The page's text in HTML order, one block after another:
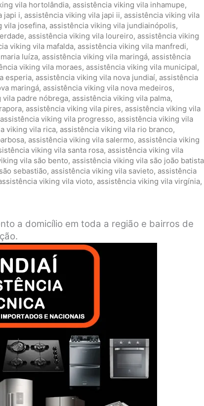
vila hortolândia, assistência viking vila inhamupe,
japi i, assistência viking vila japi ii, assistência viking vila
vila josefina, assistência viking vila jundiainópolis,
, assistência viking vila loureiro, assistência viking
viking vila mafalda, assistência viking vila manfredi,
luíza, assistência viking vila maringá, assistência
viking vila moraes, assistência viking vila municipal,
esperia, assistência viking vila nova jundiaí, assistência
maringá, assistência viking vila nova medeiros,
vila padre nóbrega, assistência viking vila palma,
, assistência viking vila pires, assistência viking vila
assistência viking vila progresso, assistência viking vila
viking vila rica, assistência viking vila rio branco,
, assistência viking vila salermo, assistência viking
viking vila santa rosa, assistência viking vila
vila são bento, assistência viking vila são joão batista
sebastião, assistência viking vila savieto, assistência
viking vila vioto, assistência viking vila virgínia,
a domicílio em toda a região e bairros de